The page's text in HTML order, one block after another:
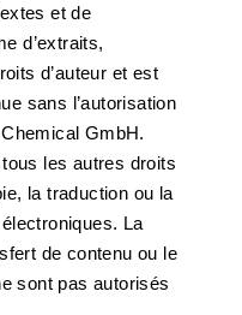
et de
d’extraits,
d’auteur et est
sans l’autorisation
GmbH.
les autres droits
la traduction ou la
La
de contenu ou le
sont pas autorisés